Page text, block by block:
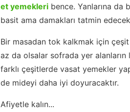
et yemekleri bence. Yanlarına da
basit ama damakları tatmin
Bir masadan tok kalkmak için
az da olsalar sofrada yer
farklı çeşitlerde vasat yemekler
de mideyi daha iyi doyuracaktır.
Afiyetle kalın...